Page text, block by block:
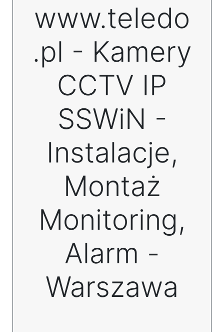
www.teledo
.pl - Kamery
CCTV IP
SSWiN -
Instalacje,
Montaż
Monitoring,
Alarm -
Warszawa